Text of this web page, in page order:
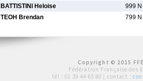
BATTISTINI Heloise
999 N
TEOH Brendan 799 N
Copyright © 2015
Fédération Française des
tél : 01 39 44 65 80 | contact :